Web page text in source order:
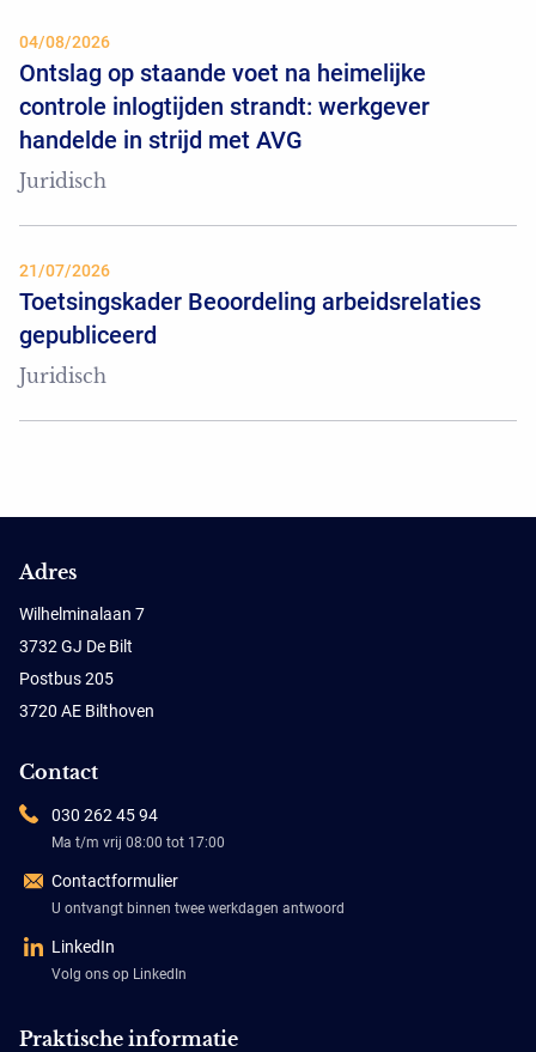
04/08/2026
Ontslag op staande voet na heimelijke
controle inlogtijden strandt: werkgever
handelde in strijd met AVG
Juridisch
21/07/2026
Toetsingskader Beoordeling arbeidsrelaties
gepubliceerd
Juridisch
Adres
Wilhelminalaan 7
3732 GJ De Bilt
Postbus 205
3720 AE Bilthoven
Contact
030 262 45 94
Ma t/m vrij 08:00 tot 17:00
Contactformulier
U ontvangt binnen twee werkdagen antwoord
LinkedIn
Volg ons op LinkedIn
Praktische informatie